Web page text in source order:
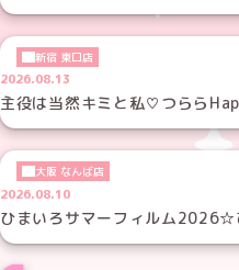
新宿 東口店
2026.08.13
主役は当然キミと私♡つらら
大阪 なんば店
2026.08.10
ひまいろサマーフィルム2026☆